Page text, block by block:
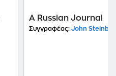
A Russian Journal
Συγγραφέας: John